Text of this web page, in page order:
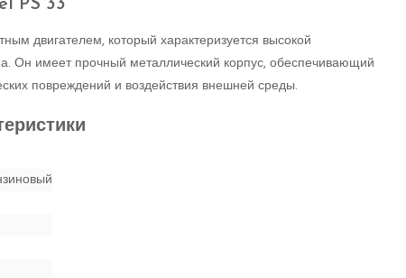
PS 33
двигателем, который характеризуется высокой
Он имеет прочный металлический корпус, обеспечивающий
повреждений и воздействия внешней среды.